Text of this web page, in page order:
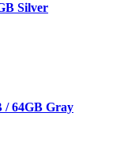
Silver
/ 64GB Gray